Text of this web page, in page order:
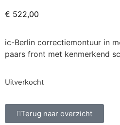
€ 522,00
ic-Berlin correctiemontuur in
paars front met kenmerkend
Uitverkocht
Terug naar overzicht